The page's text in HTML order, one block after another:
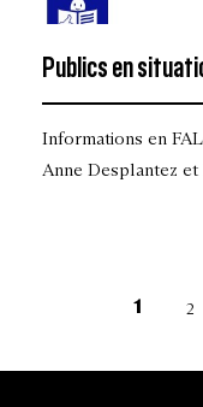
Informations en
Anne Desplantez
Publics en
Page
1 2